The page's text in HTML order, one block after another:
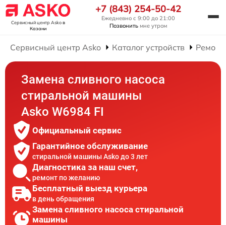
Сервисный центр Askoв
Казани
+7 (843) 254-50-42
Ежедневно с 9:00 до 21:00
Позвонить мне утром
Сервисный центр Asko Каталог устройств
Замена сливного насоса
стиральной машины
Asko W6984 FI
Официальный сервис
Гарантийное обслуживание
стиральной машины Asko до 3 лет
Диагностика за наш счет,
ремонт по желанию
Бесплатный выезд курьера
в день обращения
Замена сливного насоса стиральной
машины